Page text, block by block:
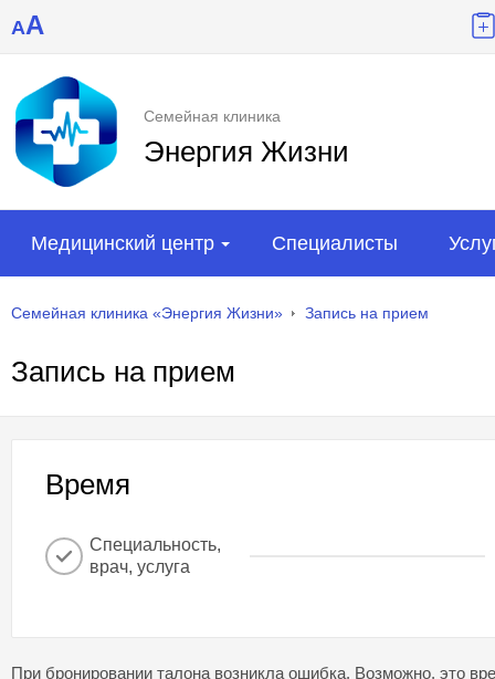
AA
Семейная клиника
Энергия Жизни
Медицинский центр Специалисты
Семейная клиника «Энергия Жизни» Запись на прием
Запись на прием
Время
Специальность,
врач, услуга
При бронировании талона возникла ошибка. Возможно, это